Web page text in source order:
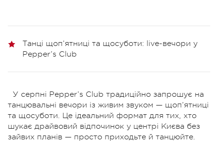
Танці щоп’ятниці та щосуботи: live-вечори у
Pepper’s Club
У серпні Pepper’s Club традиційно запрошує на
танцювальні вечори із живим звуком — щоп’ятниці
та щосуботи. Це ідеальний формат для тих, хто
шукає драйвовий відпочинок у центрі Києва без
зайвих планів — просто приходьте й танцюйте.